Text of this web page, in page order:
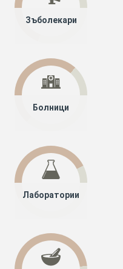
Зъболекари
Болници
Лаборатории